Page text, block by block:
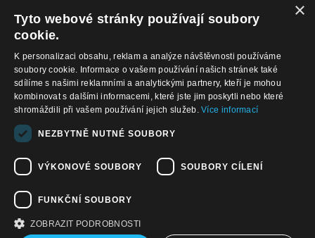
+420732122225
obchod@baterie-nabijecka.cz
Navigace
Úvodní strana
Nákupní košík
×
Tyto webové stránky používají soubory
cookie.
K personalizaci obsahu, reklam a analýze návštěvnosti používáme
soubory cookie. Informace o vašem používání našich stránek také
sdílíme s našimi reklamními a analytickými partnery, kteří je mohou
kombinovat s dalšími informacemi, které jste jim poskytli nebo které
shromáždili při vašem používání jejich služeb.Více informací
NEZBYTNĚ NUTNÉ SOUBORY
VÝKONOVÉ SOUBORY SOUBORY CÍLENÍ
FUNKČNÍ SOUBORY
ZOBRAZIT PODROBNOSTI